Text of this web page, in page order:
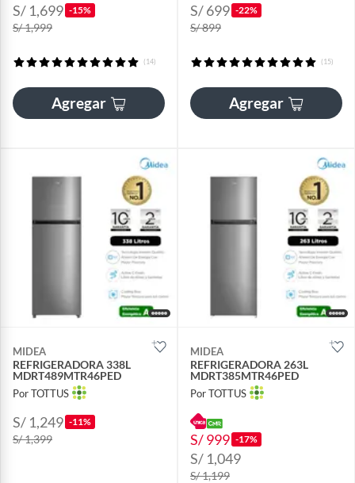
S/ 1,699 -15%
S/ 1,999
(14)
Agregar
S/ 699 -22%
S/ 899
(15)
Agregar
MIDEA
REFRIGERADORA 338L
MDRT489MTR46PED
Por TOTTUS
S/ 1,249 -11%
S/ 1,399
MIDEA
REFRIGERADORA 263L
MDRT385MTR46PED
Por TOTTUS
S/ 999 -17%
S/ 1,049
S/ 1,199